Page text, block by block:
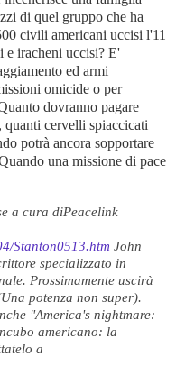
a cura diPeacelink
Stanton0513.htm John
specializzato in
Prossimamente uscirà
potenza non super).
"America's nightmare:
americano: la
a